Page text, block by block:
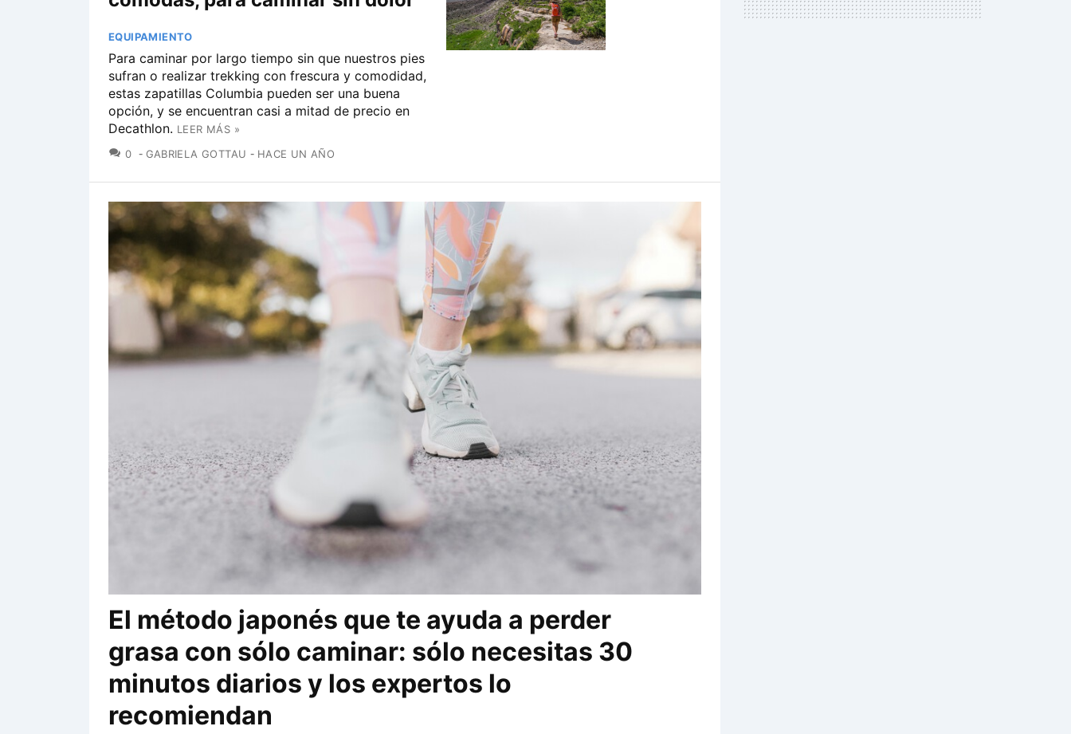
EQUIPAMIENTO
Para caminar por largo tiempo sin que nuestros pies
sufran o realizar trekking con frescura y comodidad,
estas zapatillas Columbia pueden ser una buena
opción, y se encuentran casi a mitad de precio en
Decathlon. LEER MÁS »
0 COMENTARIOS
GABRIELA GOTTAU HACE UN AÑO
El método japonés que te ayuda a perder
grasa con sólo caminar: sólo necesitas 30
minutos diarios y los expertos lo
recomiendan